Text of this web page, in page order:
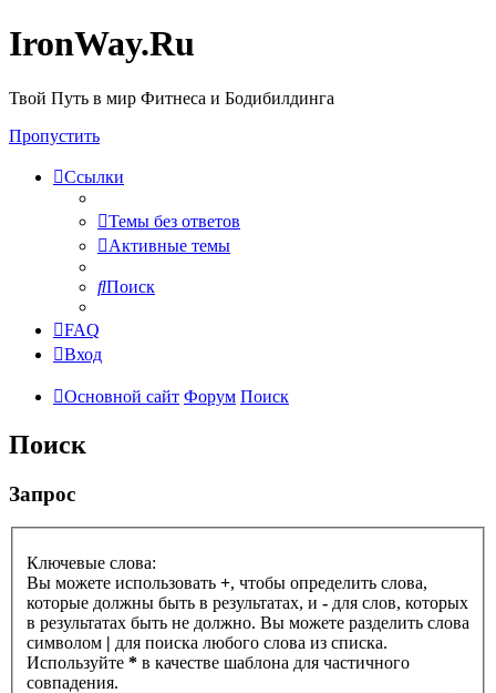
IronWay.Ru
Твой Путь в мир Фитнеса и Бодибилдинга
Пропустить
Ссылки
Темы без ответов
Активные темы
Поиск
FAQ
Вход
Основной сайт Форум Поиск
Поиск
Запрос
Ключевые слова:
Вы можете использовать +, чтобы определить слова,
которые должны быть в результатах, и - для слов, которых
в результатах быть не должно. Вы можете разделить слова
символом | для поиска любого слова из списка.
Используйте * в качестве шаблона для частичного
совпадения.